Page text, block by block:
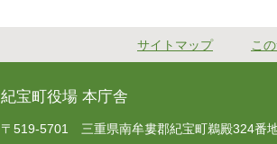
サイトマップ こ
紀宝町役場 本庁舎
〒519-5701 三重県南牟婁郡紀宝町鵜殿324